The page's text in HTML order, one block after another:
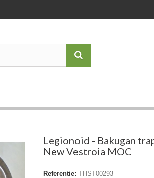
Legionoid - Bakugan
New Vestroia MOC
Referentie: THST00293